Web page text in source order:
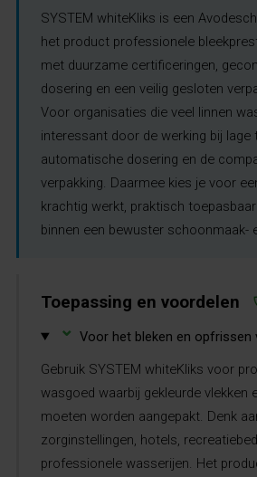
SYSTEM whiteKliks is een
het product professionele
met duurzame certificeringen,
dosering en een veilig gesloten
Voor organisaties die veel linnen
interessant door de werking bij lage
automatische dosering en de
verpakking. Daarmee kies je voor
krachtig werkt, praktisch
binnen een bewuster schoonmaak-
Toepassing en voordelen
⌄ Voor het bleken en opfrissen van professioneel
Gebruik SYSTEM whiteKliks voor
wasgoed waarbij gekleurde vlekken
moeten worden aangepakt. Denk
zorginstellingen, hotels,
professionele wasserijen. Het